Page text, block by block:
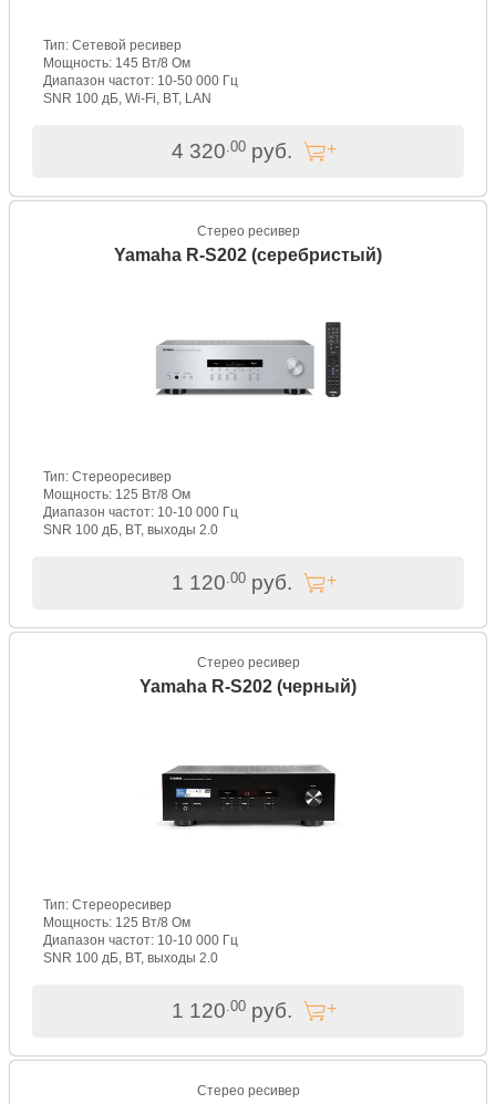
Тип: Сетевой ресивер
Мощность: 145 Вт/8 Ом
Диапазон частот: 10-50 000 Гц
SNR 100 дБ, Wi-Fi, BT, LAN
4 320 .00руб.
Стерео ресивер
Yamaha R-S202 (серебристый)
Тип: Стереоресивер
Мощность: 125 Вт/8 Ом
Диапазон частот: 10-10 000 Гц
SNR 100 дБ, BT, выходы 2.0
1 120 .00руб.
Стерео ресивер
Yamaha R-S202 (черный)
Тип: Стереоресивер
Мощность: 125 Вт/8 Ом
Диапазон частот: 10-10 000 Гц
SNR 100 дБ, BT, выходы 2.0
1 120 .00руб.
Стерео ресивер